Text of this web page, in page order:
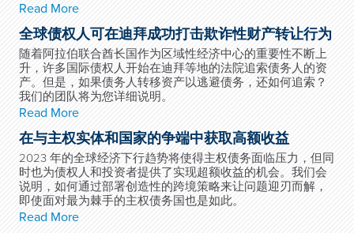
Read More
全球债权人可在迪拜成功打击欺诈性财产转让行为
随着阿拉伯联合酋长国作为区域性经济中心的重要性不断上
升，许多国际债权人开始在迪拜等地的法院追索债务人的资
产。但是，如果债务人转移资产以逃避债务，还如何追索？
我们的团队将为您详细说明。
Read More
在与主权实体和国家的争端中获取高额收益
2023 年的全球经济下行趋势将使得主权债务面临压力，但同
时也为债权人和投资者提供了实现超额收益的机会。我们会
说明，如何通过部署创造性的跨境策略来让问题迎刃而解，
即使面对最为棘手的主权债务国也是如此。
Read More